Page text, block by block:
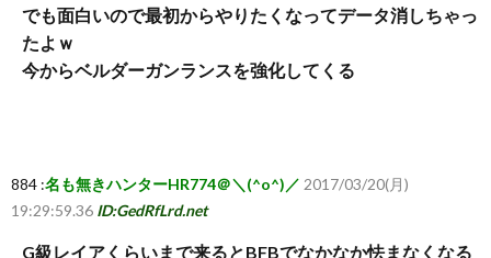
でも面白いので最初からやりたくなってデータ消しちゃっ
たよｗ
今からベルダーガンランスを強化してくる
884 :名も無きハンターHR774＠＼(^o^)／ 2017/03/20(月)
19:29:59.36 ID:GedRfLrd.net
G級レイアくらいまで来るとBFBでなかなか怯まなくなる